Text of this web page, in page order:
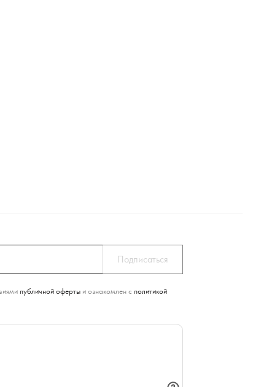
публичной офертыи ознакомлен с политикой